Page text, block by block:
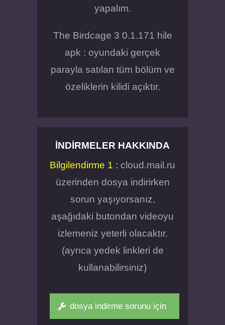
yapalım.
The Birdcage 3 0.1.171 hile
apk : oyundaki gerçek
parayla satılan tüm bölüm ve
özeliklerin kilidi açıktır.
İNDIRMELER HAKKINDA
Bilgilendirme 1 : cloud.mail.ru
üzerinden dosya indirirken
sorun yaşıyorsanız,
aşağıdaki butondan videoyu
izlemeniz yeterli olacaktır.
(ayrıca yedek linkleri de
kullanabilirsiniz)
dosya indirme sorunu için